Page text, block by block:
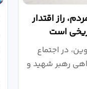
راز اقتدار
است
در اجتماع
رهبر شهید و